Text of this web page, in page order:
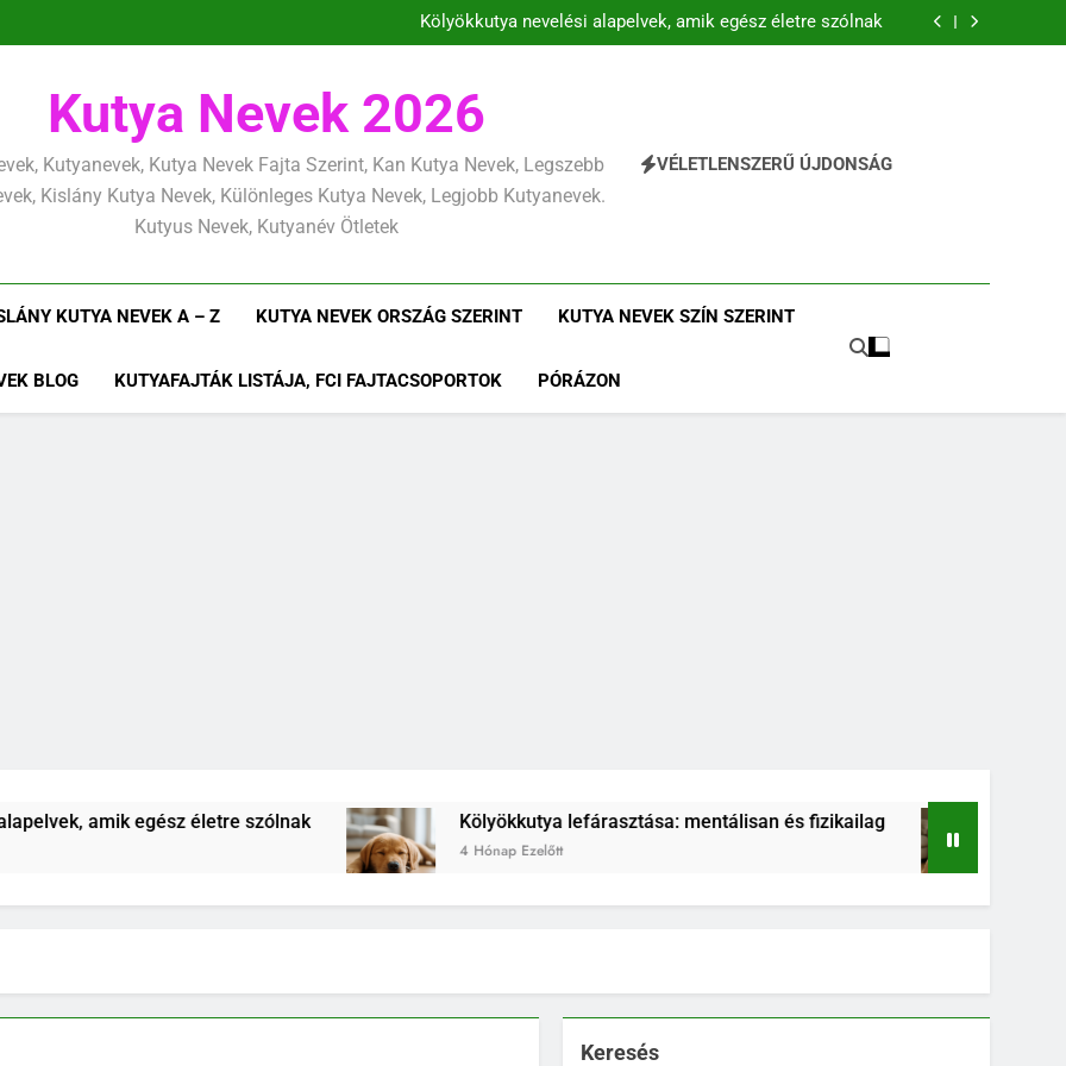
Kölyökkutya nevelési alapelvek, amik egész életre szólnak
Kölyökkutya lefárasztása: mentálisan és fizikailag
Kölyökkutya nevelési alapelvek, amik egész életre szólnak
Kölyökkutya és határok: szeretettel, de következetesen
Kutya Nevek 2026
Kutyanevek, Kutya Nevek Fajta Szerint, Kan Kutya Nevek, Legszebb
Kislány Kutya Nevek, Különleges Kutya Nevek, Legjobb Kutyanevek.
Kutyus Nevek, Kutyanév Ötletek
VÉLETLENSZERŰ ÚJDONSÁG
KUTYA NEVEK A – Z KUTYA NEVEK ORSZÁG SZERINT KUTYA NEVEK SZÍN SZERINT
BLOG KUTYAFAJTÁK LISTÁJA, FCI FAJTACSOPORTOK PÓRÁZON
életre szólnak Kölyökkutya lefárasztása: mentálisan és fizikailag
4 Hónap Ezelőtt
Kölyökkutya és
4 Hónap Ezelőtt
Keresés